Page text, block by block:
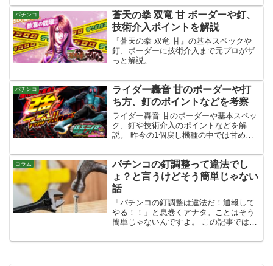
スロットをする人なら、知っておくとち
ょいと自慢できるかも知れない情報満載
です。
パチンコ
蒼天の拳 双竜 甘 ボーダーや釘、
技術介入ポイントを解説
『蒼天の拳 双竜 甘』の基本スペックや
釘、ボーダーに技術介入まで元プロがザ
っと解説。
パチンコ
ライダー轟音 甘のボーダーや打
ち方、釘のポイントなどを考察
ライダー轟音 甘のボーダーや基本スペッ
ク、釘や技術介入のポイントなどを解
説。 昨今の1個戻し機種の中では甘め
の候補として視野に入れておいて損はな
いと思います。
コラム
パチンコの釘調整って違法でし
ょ？と言うけどそう簡単じゃない
話
「パチンコの釘調整は違法だ！通報して
やる！！」と息巻くアナタ。ことはそう
簡単じゃないんですよ。 この記事ではパ
んで黙認されているのか？ そうした部分